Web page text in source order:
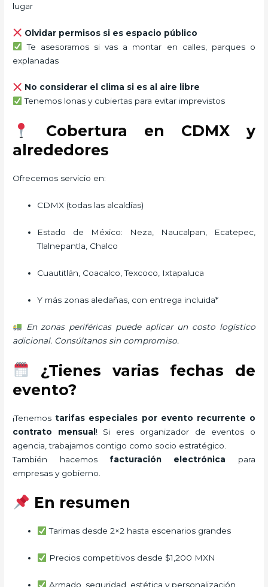
lugar
Olvidar permisos si es espacio público
Te asesoramos si vas a montar en calles, parques o
explanadas
No considerar el clima si es al aire libre
Tenemos lonas y cubiertas para evitar imprevistos
Cobertura en CDMX y
alrededores
Ofrecemos servicio en:
CDMX (todas las alcaldías)
Estado de México: Neza, Naucalpan, Ecatepec,
Tlalnepantla, Chalco
Cuautitlán, Coacalco, Texcoco, Ixtapaluca
Y más zonas aledañas, con entrega incluida*
En zonas periféricas puede aplicar un costo logístico
adicional. Consúltanos sin compromiso.
¿Tienes varias fechas de
evento?
¡Tenemostarifas especiales por evento recurrente o
contrato mensual! Si eres organizador de eventos o
agencia, trabajamos contigo como socio estratégico.
También hacemos facturación electrónica para
empresas y gobierno.
En resumen
Tarimas desde 2×2 hasta escenarios grandes
Precios competitivos desde $1,200 MXN
Armado, seguridad, estética y personalización